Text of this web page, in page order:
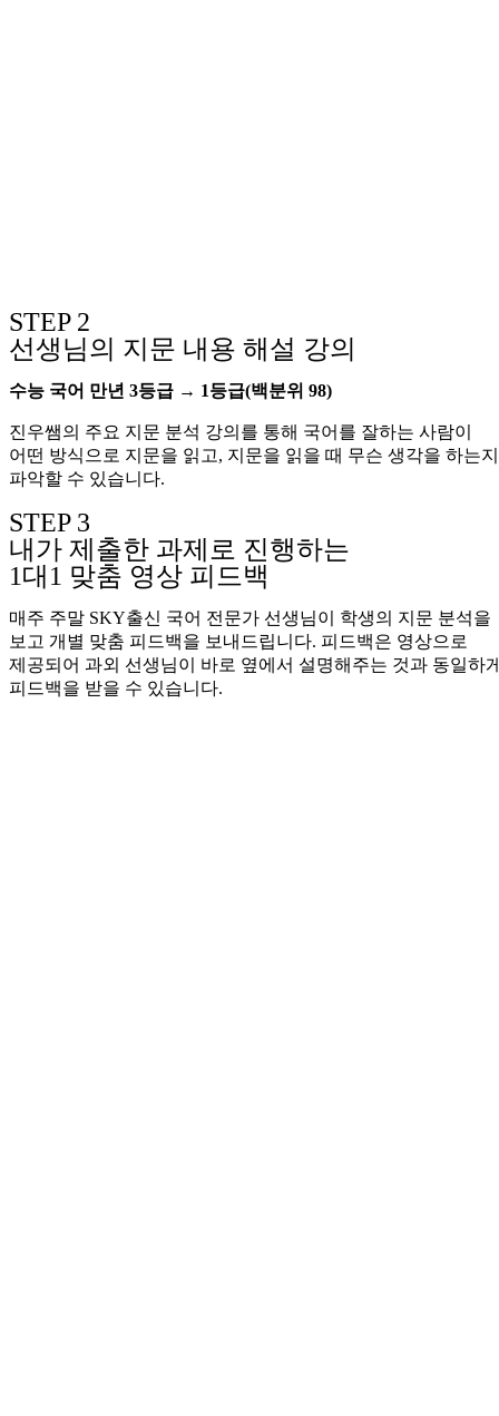
STEP 2
선생님의 지문 내용 해설 강의
수능 국어 만년 3등급 → 1등급(백분위 98)
진우쌤의 주요 지문 분석 강의를 통해 국어를 잘하는 사람이
어떤 방식으로 지문을 읽고, 지문을 읽을 때 무슨 생각을 하는지
파악할 수 있습니다.
STEP 3
내가 제출한 과제로 진행하는
1대1 맞춤 영상 피드백
매주 주말 SKY출신 국어 전문가 선생님이 학생의 지문 분석을
보고 개별 맞춤 피드백을 보내드립니다. 피드백은 영상으로
제공되어 과외 선생님이 바로 옆에서 설명해주는 것과 동일하
피드백을 받을 수 있습니다.